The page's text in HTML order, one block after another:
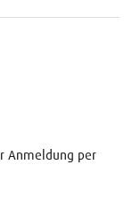
Anmeldung per